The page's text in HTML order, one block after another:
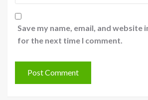
Save my name, email, and website
for the next time I comment.